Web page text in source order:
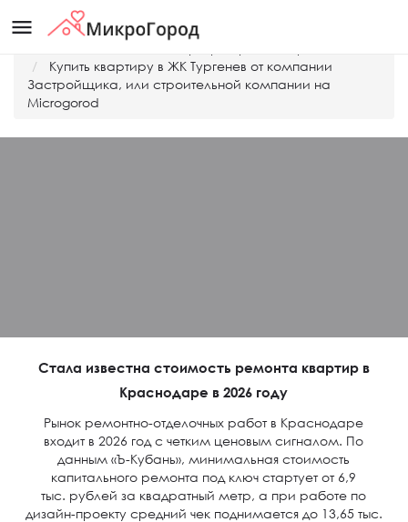
menu
Купить квартиру в ЖК Тургенев от компании
Застройщика, или строительной компании на
Microgorod
Стала известна стоимость ремонта квартир в
Краснодаре в 2026 году
Рынок ремонтно-отделочных работ в Краснодаре
входит в 2026 год с четким ценовым сигналом. По
данным «Ъ-Кубань», минимальная стоимость
капитального ремонта под ключ стартует от 6,9
тыс. рублей за квадратный метр, а при работе по
дизайн-проекту средний чек поднимается до 13,65 тыс.